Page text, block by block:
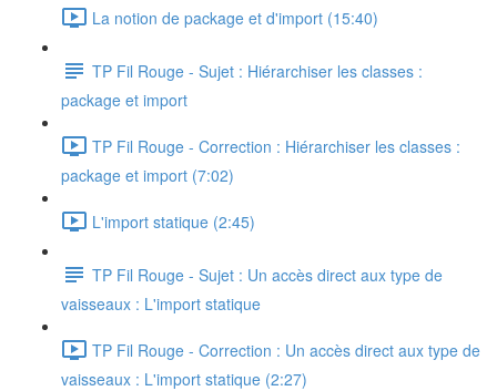
La notion de package et d'import (15:40)
TP Fil Rouge - Sujet : Hiérarchiser les classes :
package et import
TP Fil Rouge - Correction : Hiérarchiser les classes :
package et import (7:02)
L'import statique (2:45)
TP Fil Rouge - Sujet : Un accès direct aux type de
vaisseaux : L'import statique
TP Fil Rouge - Correction : Un accès direct aux type de
vaisseaux : L'import statique (2:27)